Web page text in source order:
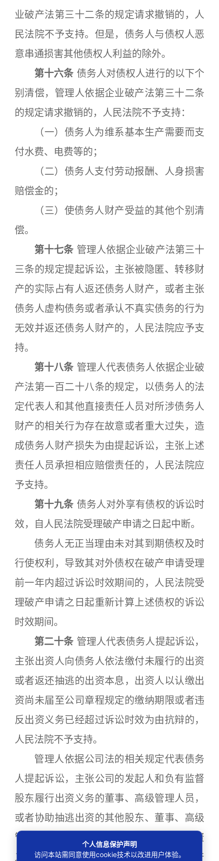
业破产法第三十二条的规定请求撤销的，人
民法院不予支持。但是，债务人与债权人恶
意串通损害其他债权人利益的除外。
第十六条 债务人对债权人进行的以下个
别清偿，管理人依据企业破产法第三十二条
的规定请求撤销的，人民法院不予支持：
（一）债务人为维系基本生产需要而支
付水费、电费等的；
（二）债务人支付劳动报酬、人身损害
赔偿金的；
（三）使债务人财产受益的其他个别清
偿。
第十七条 管理人依据企业破产法第三十
三条的规定提起诉讼，主张被隐匿、转移财
产的实际占有人返还债务人财产，或者主张
债务人虚构债务或者承认不真实债务的行为
无效并返还债务人财产的，人民法院应予支
持。
第十八条 管理人代表债务人依据企业破
产法第一百二十八条的规定，以债务人的法
定代表人和其他直接责任人员对所涉债务人
财产的相关行为存在故意或者重大过失，造
成债务人财产损失为由提起诉讼，主张上述
责任人员承担相应赔偿责任的，人民法院应
予支持。
第十九条 债务人对外享有债权的诉讼时
效，自人民法院受理破产申请之日起中断。
债务人无正当理由未对其到期债权及时
行使权利，导致其对外债权在破产申请受理
前一年内超过诉讼时效期间的，人民法院受
理破产申请之日起重新计算上述债权的诉讼
时效期间。
第二十条 管理人代表债务人提起诉讼，
主张出资人向债务人依法缴付未履行的出资
或者返还抽逃的出资本息，出资人以认缴出
资尚未届至公司章程规定的缴纳期限或者违
反出资义务已经超过诉讼时效为由抗辩的，
人民法院不予支持。
管理人依据公司法的相关规定代表债务
人提起诉讼，主张公司的发起人和负有监督
股东履行出资义务的董事、高级管理人员，
或者协助抽逃出资的其他股东、董事、高级
管理人员、实际控制人等，对股东违反出资
义务或者抽逃出资承担相应责任，并将财产
个人信息保护声明
访问本站需同意使用cookie技术以改进用户体验。